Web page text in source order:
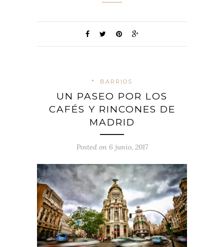
* BARRIOS
UN PASEO POR LOS
CAFÉS Y RINCONES DE
MADRID
Posted on 6 junio, 2017